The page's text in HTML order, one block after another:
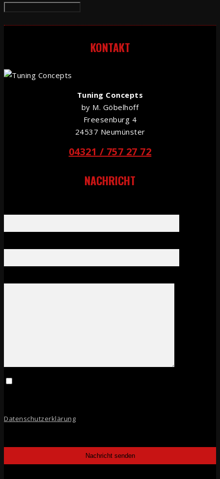
KONTAKT
Tuning Concepts
by M. Göbelhoff
Freesenburg 4
24537 Neumünster
04321 / 757 27 72
NACHRICHT
Datenschutzerklärung